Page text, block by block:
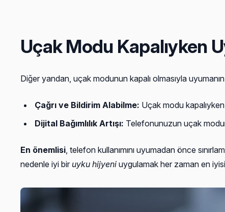
Uçak Modu Kapalıyken
Diğer yandan, uçak modunun kapalı olmasıyla uyumanın
Çağrı ve Bildirim Alabilme: Uçak modu
Dijital Bağımlılık Artışı: Telefonunuzun uçak
En önemlisi, telefon kullanımını uyumadan önce
nedenle iyi bir uyku hijyeni uygulamak her zaman en